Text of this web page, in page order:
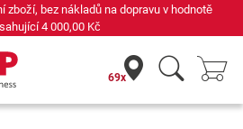
Již 42 let váš odborník na domácí fitness
69x